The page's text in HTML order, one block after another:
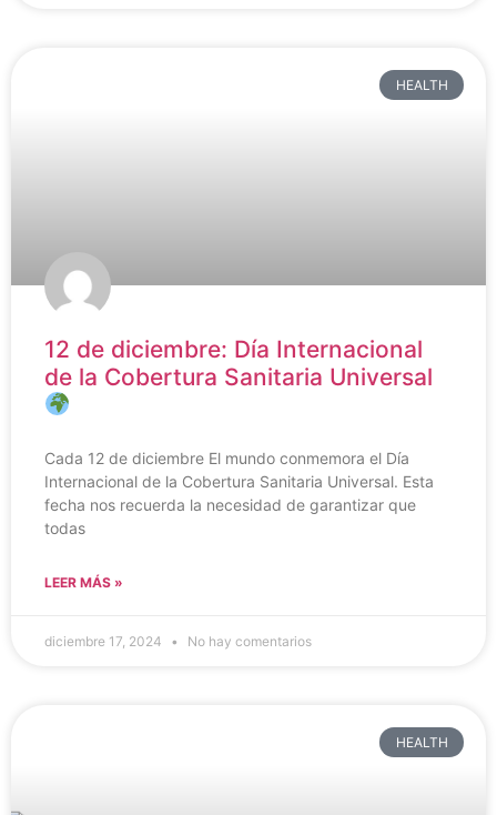
HEALTH
12 de diciembre: Día Internacional
de la Cobertura Sanitaria Universal
Cada 12 de diciembre El mundo conmemora el Día
Internacional de la Cobertura Sanitaria Universal. Esta
fecha nos recuerda la necesidad de garantizar que
todas
LEER MÁS »
diciembre 17, 2024 No hay comentarios
HEALTH